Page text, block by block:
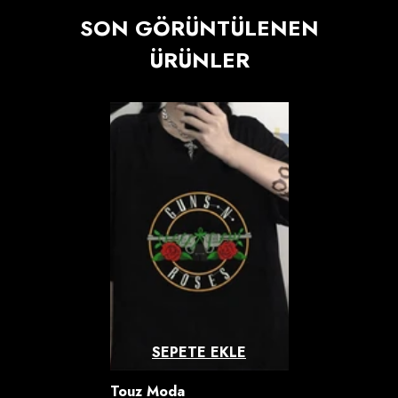
SON GÖRÜNTÜLENEN
ÜRÜNLER
SEPETE EKLE
Satıcı:
Touz Moda